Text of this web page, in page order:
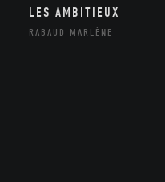
LES AMBITIEUX
RABAUD MARLÈNE